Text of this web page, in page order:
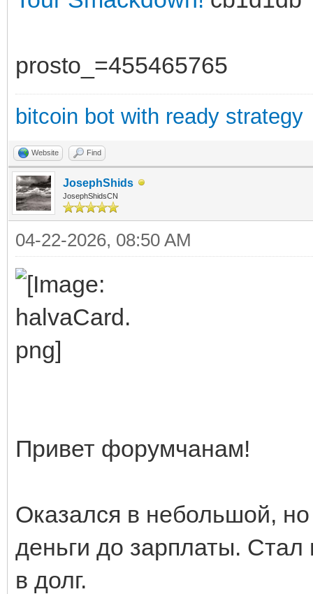
prosto_=455465765
bitcoin bot with ready strategy
Website Find
JosephShids
JosephShidsCN
04-22-2026, 08:50 AM
Привет форумчанам!
Оказался в небольшой,
деньги до зарплаты. Стал
в долг.